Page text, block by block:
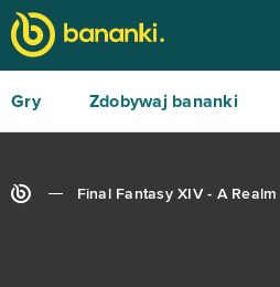
Gry Zdobywaj bananki
Final Fantasy XIV - A